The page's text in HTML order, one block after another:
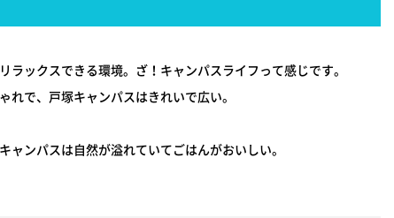
ラックスできる環境。ざ！キャンパスライフって感じです。
れで、戸塚キャンパスはきれいで広い。
ャンパスは自然が溢れていてごはんがおいしい。